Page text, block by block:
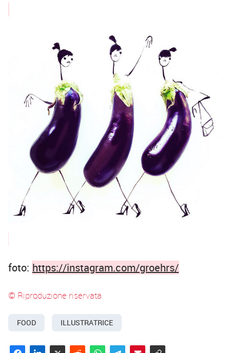
foto: https://instagram.com/groehrs/
© Riproduzione riservata
FOOD ILLUSTRATRICE